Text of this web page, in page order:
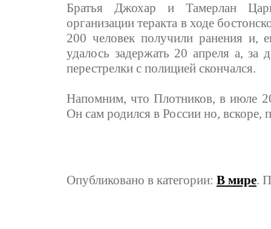
Братья Джохар и Тамерлан
организации теракта в ходе
200 человек получили ранения и,
удалось задержать 20 апреля а, за
перестрелки с полицией скончался.
Напомним, что Плотников, в июле
Он сам родился в России но, вскоре,
Опубликовано в категории: В мире.